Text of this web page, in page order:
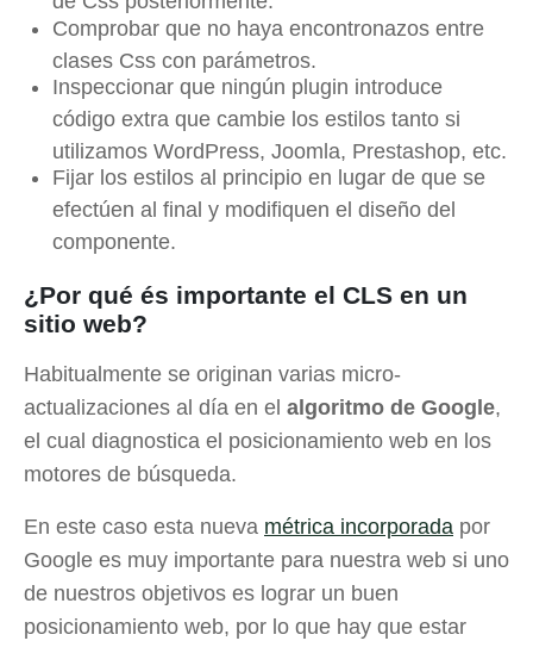
Comprobar que no haya encontronazos entre
clases Css con parámetros.
Inspeccionar que ningún plugin introduce
código extra que cambie los estilos tanto si
utilizamos WordPress, Joomla, Prestashop, etc.
Fijar los estilos al principio en lugar de que se
efectúen al final y modifiquen el diseño del
componente.
¿Por qué és importante el CLS en un
sitio web?
Habitualmente se originan varias micro-
actualizaciones al día en el algoritmo de Google,
el cual diagnostica el posicionamiento web en los
motores de búsqueda.
En este caso esta nueva métrica incorporada por
Google es muy importante para nuestra web si uno
de nuestros objetivos es lograr un buen
posicionamiento web, por lo que hay que estar